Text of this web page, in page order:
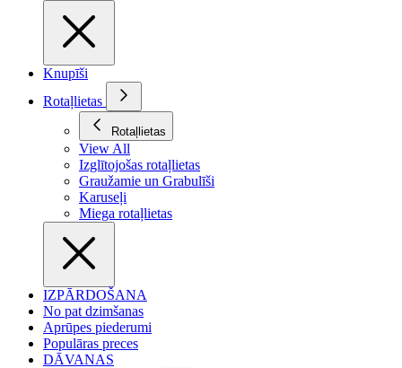
Knupīši
Rotaļlietas
Rotaļlietas
View All
Izglītojošas rotaļlietas
Graužamie un Grabulīši
Karuseļi
Miega rotaļlietas
IZPĀRDOŠANA
No pat dzimšanas
Aprūpes piederumi
Populāras preces
DĀVANAS